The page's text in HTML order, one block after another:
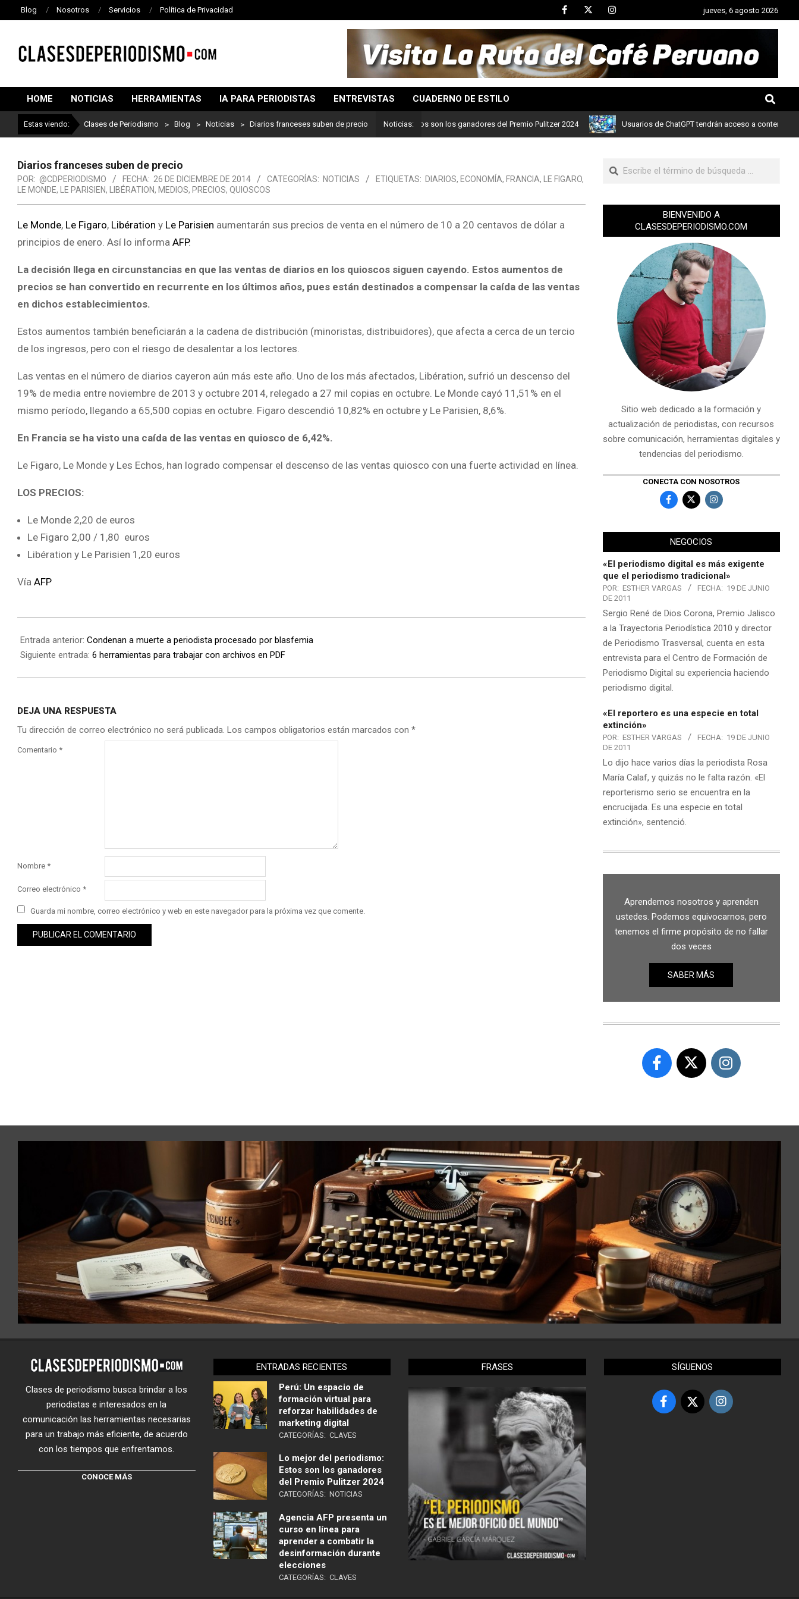
Blog Nosotros Servicios Política de Privacidad jueves, 6 agosto 2026
DE
PERIODISMO
HOME NOTICIAS HERRAMIENTAS IA PARA PERIODISTAS ENTREVISTAS CUADERNO DE ESTILO
Estas viendo: Clases de Periodismo > Blog > Noticias > Diarios franceses suben de precio Noticias:
Lo mejor del periodismo: Estos son los ganadores del Premio Pulitzer 2024 Usuarios de ChatGPT tendrán acceso a contenidos de
Diarios franceses suben de precio
POR: @CDPERIODISMO FECHA: 26 DE DICIEMBRE DE 2014 CATEGORÍAS: NOTICIAS ETIQUETAS: DIARIOS, ECONOMÍA, FRANCIA, LE FIGARO,
LE MONDE, LE PARISIEN, LIBÉRATION, MEDIOS, PRECIOS, QUIOSCOS
Le Monde, Le Figaro, Libération y Le Parisien aumentarán sus precios de venta en el número de 10 a 20 centavos de dólar a
principios de enero. Así lo informa AFP.
La decisión llega en circunstancias en que las ventas de diarios en los quioscos siguen cayendo. Estos aumentos de
precios se han convertido en recurrente en los últimos años, pues están destinados a compensar la caída de las ventas
en dichos establecimientos.
Estos aumentos también beneficiarán a la cadena de distribución (minoristas, distribuidores), que afecta a cerca de un tercio
de los ingresos, pero con el riesgo de desalentar a los lectores.
Las ventas en el número de diarios cayeron aún más este año. Uno de los más afectados, Libération, sufrió un descenso del
19% de media entre noviembre de 2013 y octubre 2014, relegado a 27 mil copias en octubre. Le Monde cayó 11,51% en el
mismo período, llegando a 65,500 copias en octubre. Figaro descendió 10,82% en octubre y Le Parisien, 8,6%.
En Francia se ha visto una caída de las ventas en quiosco de 6,42%.
Le Figaro, Le Monde y Les Echos, han logrado compensar el descenso de las ventas quiosco con una fuerte actividad en línea.
LOS PRECIOS:
Le Monde 2,20 de euros
Le Figaro 2,00 / 1,80 euros
Libération y Le Parisien 1,20 euros
Vía AFP
Entrada anterior: Condenan a muerte a periodista procesado por blasfemia
Siguiente entrada: 6 herramientas para trabajar con archivos en PDF
DEJA UNA RESPUESTA
Tu dirección de correo electrónico no será publicada. Los campos obligatorios están marcados con *
Comentario *
Nombre *
Correo electrónico *
Guarda mi nombre, correo electrónico y web en este navegador para la próxima vez que comente.
BIENVENIDO A
CLASESDEPERIODISMO.COM
Sitio web dedicado a la formación y
actualización de periodistas, con recursos
sobre comunicación, herramientas digitales y
tendencias del periodismo.
CONECTA CON NOSOTROS
NEGOCIOS
«El periodismo digital es más exigente
que el periodismo tradicional»
POR: ESTHER VARGAS FECHA: 19 DE JUNIO
DE 2011
Sergio René de Dios Corona, Premio Jalisco
a la Trayectoria Periodística 2010 y director
de Periodismo Trasversal, cuenta en esta
entrevista para el Centro de Formación de
Periodismo Digital su experiencia haciendo
periodismo digital.
«El reportero es una especie en total
extinción»
POR: ESTHER VARGAS FECHA: 19 DE JUNIO
DE 2011
Lo dijo hace varios días la periodista Rosa
María Calaf, y quizás no le falta razón. «El
reporterismo serio se encuentra en la
encrucijada. Es una especie en total
extinción», sentenció.
Aprendemos nosotros y aprenden
ustedes. Podemos equivocarnos, pero
tenemos el firme propósito de no fallar
dos veces
SABER MÁS
Clases de periodismo busca brindar a los
periodistas e interesados en la
comunicación las herramientas necesarias
para un trabajo más eficiente, de acuerdo
con los tiempos que enfrentamos.
CONOCE MÁS
ENTRADAS RECIENTES
Perú: Un espacio de
formación virtual para
reforzar habilidades de
marketing digital
CATEGORÍAS: CLAVES
Lo mejor del periodismo:
Estos son los ganadores
del Premio Pulitzer 2024
CATEGORÍAS: NOTICIAS
Agencia AFP presenta un
curso en línea para
aprender a combatir la
desinformación durante
elecciones
CATEGORÍAS: CLAVES
FRASES SÍGUENOS